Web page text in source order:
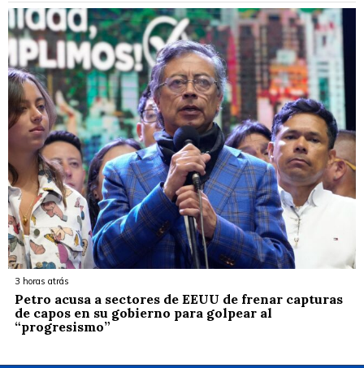
3 horas atrás
Petro acusa a sectores de EEUU de frenar capturas
de capos en su gobierno para golpear al
“progresismo”